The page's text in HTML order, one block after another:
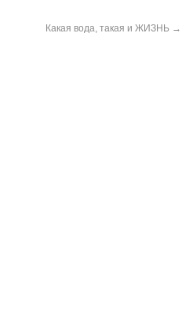
Какая вода, такая и ЖИЗНЬ →